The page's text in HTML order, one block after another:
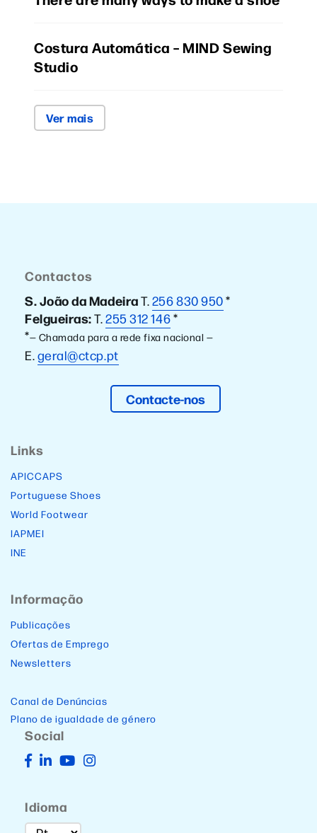
Costura Automática – MIND Sewing
Studio
Ver mais
Contactos
S. João da MadeiraT.256 830 950*
Felgueiras:T.255 312 146*
*— Chamada para a rede fixa nacional —
E.geral@ctcp.pt
Contacte-nos
Links
APICCAPS
Portuguese Shoes
World Footwear
IAPMEI
INE
Informação
Publicações
Ofertas de Emprego
Newsletters
Canal de Denúncias
Plano de igualdade de género
Social
Idioma